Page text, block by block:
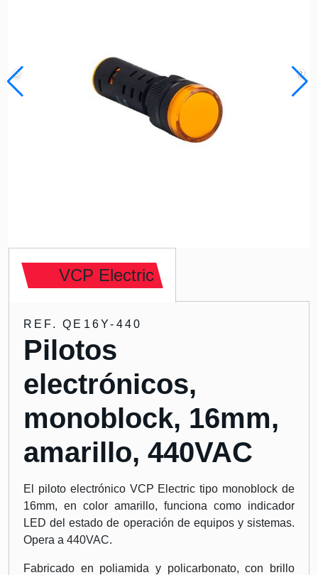
VCP Electric
REF. QE16Y-440
Pilotos
electrónicos,
monoblock, 16mm,
amarillo, 440VAC
El piloto electrónico VCP Electric tipo monoblock de
16mm, en color amarillo, funciona como indicador
LED del estado de operación de equipos y sistemas.
Opera a 440VAC.
Fabricado en poliamida y policarbonato, con brillo